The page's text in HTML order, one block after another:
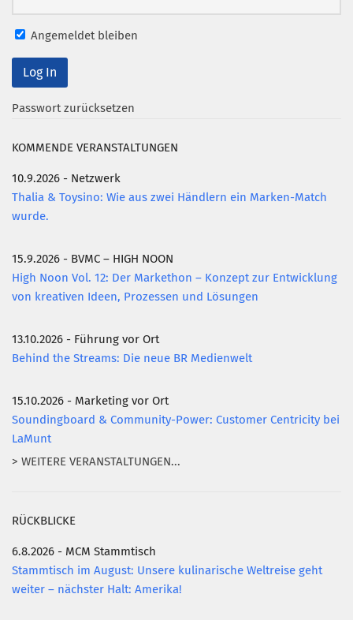
KONTAKT
Angemeldet bleiben
Passwort zurücksetzen
KOMMENDE VERANSTALTUNGEN
10.9.2026 - Netzwerk
Thalia & Toysino: Wie aus zwei Händlern ein Marken-Match
wurde.
15.9.2026 - BVMC – HIGH NOON
High Noon Vol. 12: Der Markethon – Konzept zur Entwicklung
von kreativen Ideen, Prozessen und Lösungen
13.10.2026 - Führung vor Ort
Behind the Streams: Die neue BR Medienwelt
15.10.2026 - Marketing vor Ort
Soundingboard & Community-Power: Customer Centricity bei
LaMunt
> WEITERE VERANSTALTUNGEN...
RÜCKBLICKE
6.8.2026 - MCM Stammtisch
Stammtisch im August: Unsere kulinarische Weltreise geht
weiter – nächster Halt: Amerika!